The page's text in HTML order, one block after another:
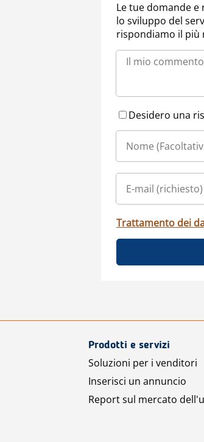
Le tue domande
lo sviluppo del
rispondiamo il più
Desidero una
Trattamento dei
Prodotti e servizi
Soluzioni per i venditori
Inserisci un annuncio
Report sul mercato